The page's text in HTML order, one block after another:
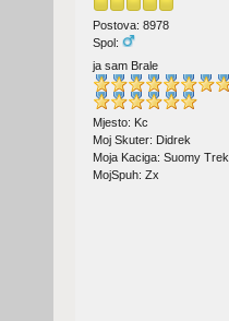
Postova: 8978
Spol:
ja sam Brale
Mjesto: Kc
Moj Skuter: Didrek
Moja Kaciga: Suomy Trek
MojSpuh: Zx